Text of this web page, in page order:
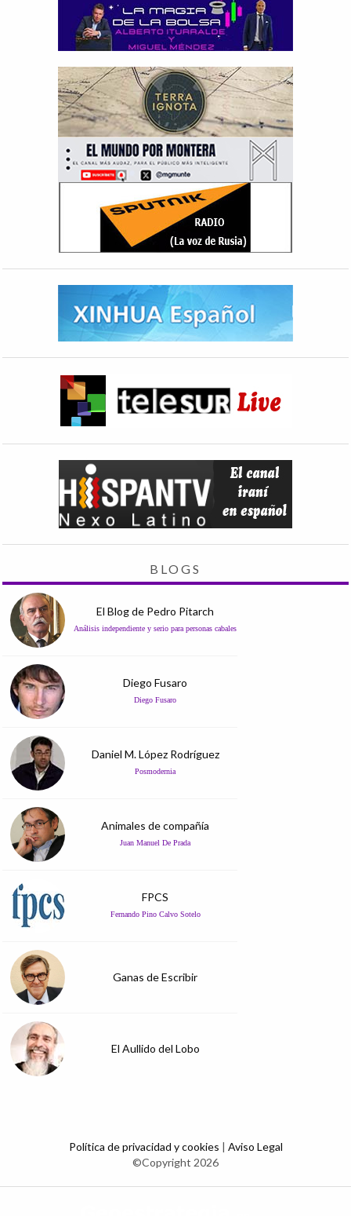
BLOGS
El Blog de Pedro Pitarch
Análisis independiente y serio para personas cabales
Diego Fusaro
Diego Fusaro
Daniel M. López Rodríguez
Posmodernia
Animales de compañía
Juan Manuel De Prada
FPCS
Fernando Pino Calvo Sotelo
Ganas de Escribir
El Aullido del Lobo
Política de privacidad y cookies | Aviso Legal
©Copyright 2026